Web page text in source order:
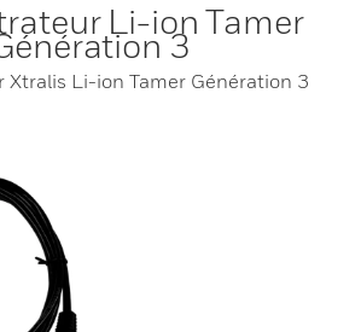
Li-ion Tamer
3
Xtralis Li-ion Tamer Génération 3